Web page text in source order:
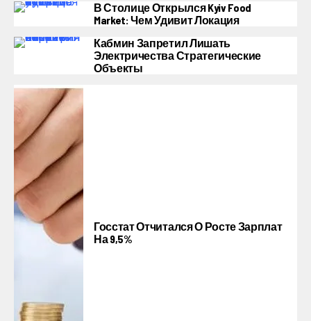
В Столице Открылся Kyiv Food
Market: Чем Удивит Локация
Кабмин Запретил Лишать
Электричества Стратегические
Объекты
Госстат Отчитался О Росте Зарплат
На 9,5%